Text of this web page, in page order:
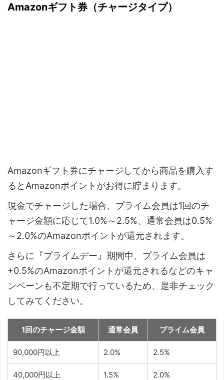
Amazonギフト券（チャージタイプ）
Amazonギフト券にチャージしてから商品を購入す
るとAmazonポイントがお得に貯まります。
現金でチャージした場合、プライム会員は1回のチ
ャージ金額に応じて1.0%～2.5%、通常会員は0.5%
～2.0%のAmazonポイントが還元されます。
さらに『プライムデー』期間中、プライム会員は
+0.5%のAmazonポイントが還元されるなどのキャ
ンペーンも不定期で行っているため、是非チェック
してみてください。
1回のチャージ金額 通常会員 プライム会員
90,000円以上 2.0% 2.5%
40,000円以上 1.5% 2.0%